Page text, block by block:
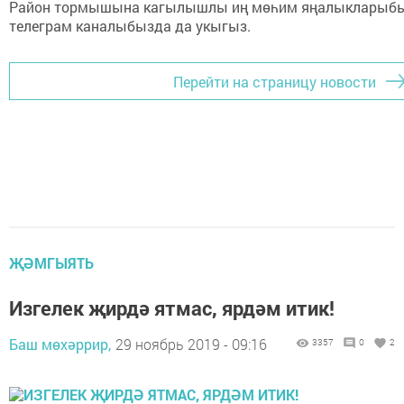
Район тормышына кагылышлы иң мөһим
телеграм каналыбызда да укыгыз.
Перейти на страницу новости
ҖӘМГЫЯТЬ
Изгелек җирдә ятмас, ярдәм итик!
Баш мөхәррир, 29 ноябрь 2019 - 09:16 3357 0 2